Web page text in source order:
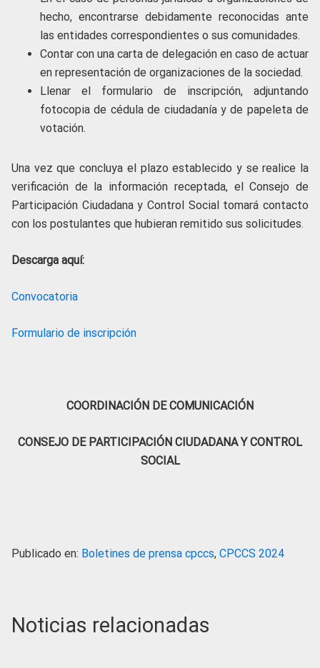
hecho, encontrarse debidamente reconocidas ante
las entidades correspondientes o sus comunidades.
Contar con una carta de delegación en caso de actuar
en representación de organizaciones de la sociedad.
Llenar el formulario de inscripción, adjuntando
fotocopia de cédula de ciudadanía y de papeleta de
votación.
Una vez que concluya el plazo establecido y se realice la
verificación de la información receptada, el Consejo de
Participación Ciudadana y Control Social tomará contacto
con los postulantes que hubieran remitido sus solicitudes.
Descarga aquí:
Convocatoria
Formulario de inscripción
COORDINACIÓN DE COMUNICACIÓN
CONSEJO DE PARTICIPACIÓN CIUDADANA Y CONTROL
SOCIAL
Publicado en: Boletines de prensa cpccs, CPCCS 2024
Noticias relacionadas